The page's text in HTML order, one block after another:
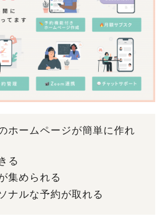
ホームページが簡単に作れ
る
集められる
ナルな予約が取れる